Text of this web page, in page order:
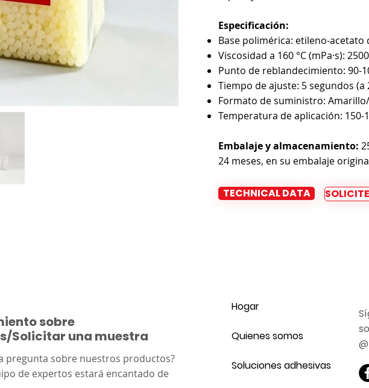
Especificación:
Base polimérica: etileno-acetato
Viscosidad a 160 °C (mPa·s):
Punto de reblandecimiento: 90-
Tiempo de ajuste: 5 segundos (a
Formato de suministro:
Temperatura de aplicación: 150-
Embalaje y almacenamiento:
24 meses, en su embalaje
TECHNICAL DATA
sobre
Solicitar una muestra
pregunta sobre nuestros productos?
de expertos estará encantado de
Hogar
Quienes somos
Soluciones adhesivas